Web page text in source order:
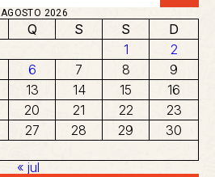
AGOSTO 2026
Q S S
D
1
2
6 7 8
9
13 14 15
16
20 21 22
23
27 28 29
30
« jul